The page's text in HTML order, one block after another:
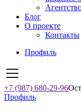
Блог
О проекте
Контакты
Профиль
+7 (987) 680-29-96
Профиль